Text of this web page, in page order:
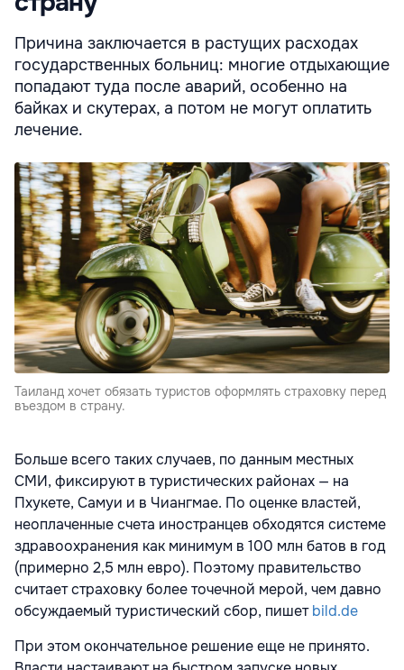
Причина заключается в растущих расходах
государственных больниц: многие отдыхающие
попадают туда после аварий, особенно на
байках и скутерах, а потом не могут оплатить
лечение.
Таиланд хочет обязать туристов оформлять страховку перед
въездом в страну.
Больше всего таких случаев, по данным местных
СМИ, фиксируют в туристических районах — на
Пхукете, Самуи и в Чиангмае. По оценке властей,
неоплаченные счета иностранцев обходятся системе
здравоохранения как минимум в 100 млн батов в год
(примерно 2,5 млн евро). Поэтому правительство
считает страховку более точечной мерой, чем давно
обсуждаемый туристический сбор, пишетbild.de
При этом окончательное решение еще не принято.